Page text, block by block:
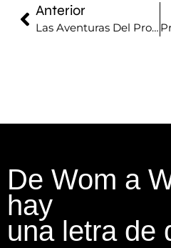
Anterior
Las Aventuras Del Profesor Lymevsky
De Wom a
hay
una letra de